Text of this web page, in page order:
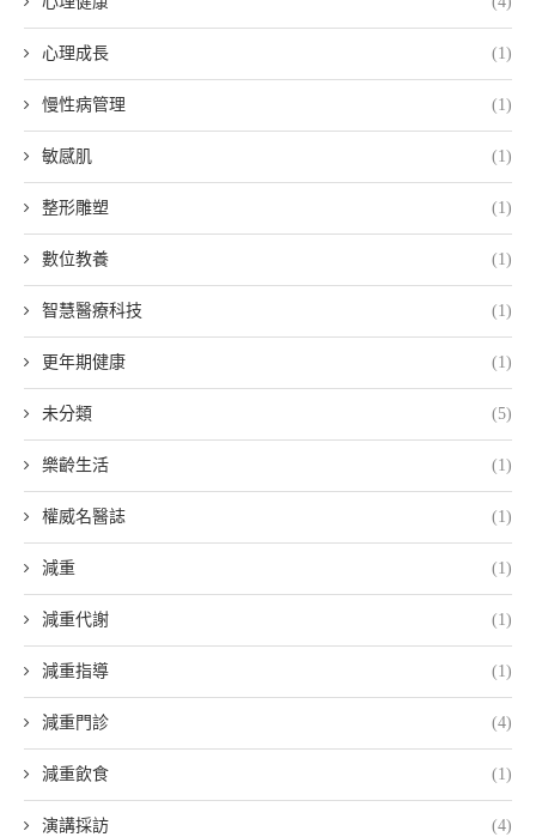
心理成長 (1)
慢性病管理 (1)
敏感肌 (1)
整形雕塑 (1)
數位教養 (1)
智慧醫療科技 (1)
更年期健康 (1)
未分類 (5)
樂齡生活 (1)
權威名醫誌 (1)
減重 (1)
減重代謝 (1)
減重指導 (1)
減重門診 (4)
減重飲食 (1)
演講採訪 (4)